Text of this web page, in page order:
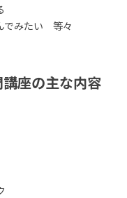
でみたい 等々
座の主な内容